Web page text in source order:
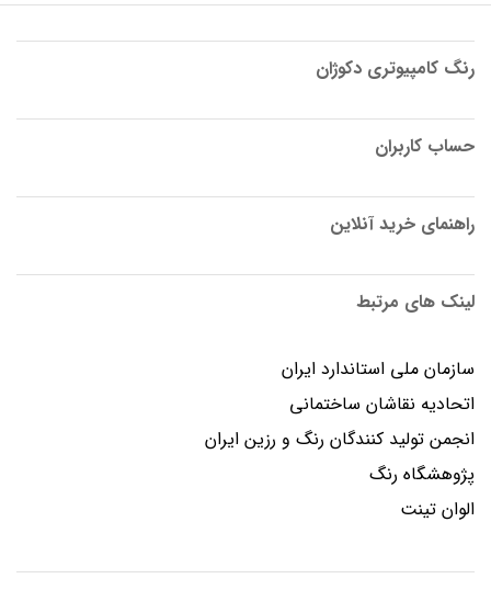
رنگ کامپیوتری دکوژان
حساب کاربران
راهنمای خرید آنلاین
لینک های مرتبط
سازمان ملی استاندارد ایران
اتحادیه نقاشان ساختمانی
انجمن توليد كنندگان رنگ و رزين ايران
پژوهشگاه رنگ
الوان تینت